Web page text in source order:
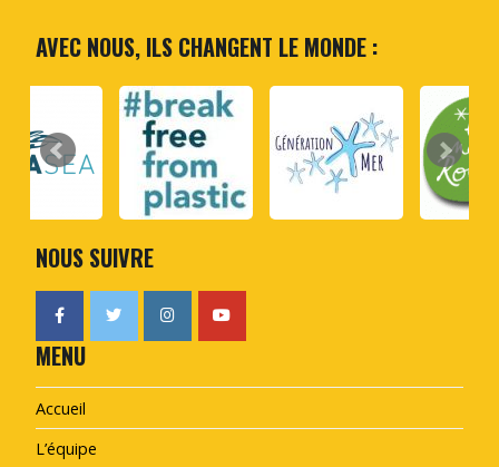
AVEC NOUS, ILS CHANGENT LE MONDE :
NOUS SUIVRE
MENU
Accueil
L’équipe